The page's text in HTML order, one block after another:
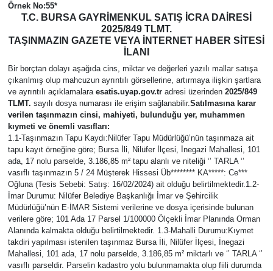
Örnek No:55*
T.C. BURSA GAYRİMENKUL SATIŞ İCRA DAİRESİ
2025/849 TLMT.
TAŞINMAZIN GAZETE VEYA İNTERNET HABER SİTESİ
İLANI
Bir borçtan dolayı aşağıda cins, miktar ve değerleri yazılı mallar satışa
çıkarılmış olup mahcuzun ayrıntılı görsellerine, artırmaya ilişkin şartlara
ve ayrıntılı açıklamalara esatis.uyap.gov.tradresi üzerinden 2025/849
TLMT. sayılı dosya numarası ile erişim sağlanabilir.Satılmasına karar
verilen taşınmazın cinsi, mahiyeti, bulunduğu yer, muhammen
kıymeti ve önemli vasıfları:
1.1-Taşınmazın Tapu Kaydı:Nilüfer Tapu Müdürlüğü’nün taşınmaza ait
tapu kayıt örneğine göre; Bursa İli, Nilüfer İlçesi, İnegazi Mahallesi, 101
ada, 17 nolu parselde, 3.186,85 m² tapu alanlı ve niteliği ‘’ TARLA ‘’
vasıflı taşınmazın 5 / 24 Müşterek Hissesi Üb******** KA*****: Ce***
Oğluna (Tesis Sebebi: Satış: 16/02/2024) ait olduğu belirtilmektedir.1.2-
İmar Durumu: Nilüfer Belediye Başkanlığı İmar ve Şehircilik
Müdürlüğü’nün E-İMAR Sistemi verilerine ve dosya içerisinde bulunan
verilere göre; 101 Ada 17 Parsel 1/100000 Ölçekli İmar Planında Orman
Alanında kalmakta olduğu belirtilmektedir. 1.3-Mahalli Durumu:Kıymet
takdiri yapılması istenilen taşınmaz Bursa İli, Nilüfer İlçesi, İnegazi
Mahallesi, 101 ada, 17 nolu parselde, 3.186,85 m² miktarlı ve ‘’ TARLA ‘’
vasıflı parseldir. Parselin kadastro yolu bulunmamakta olup fiili durumda
RESMİ İLANLAR
KÖŞE YAZILARI
SİYASET
YAŞAM
SPOR
Süper Lig Puan Durumu ve Fikstür
Tüm Manşetler
Son Dakika Haberleri
Haber Arşivi